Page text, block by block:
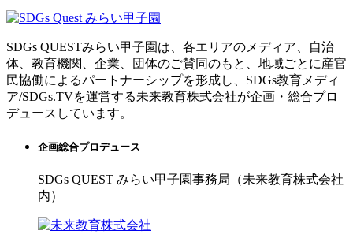
SDGs QUESTみらい甲子園は、各エリアのメディア、自治
体、教育機関、企業、団体のご賛同のもと、地域ごとに産官
民協働によるパートナーシップを形成し、SDGs教育メディ
ア/SDGs.TVを運営する未来教育株式会社が企画・総合プロ
デュースしています。
企画総合プロデュース
SDGs QUEST みらい甲子園事務局（未来教育株式会社
内）